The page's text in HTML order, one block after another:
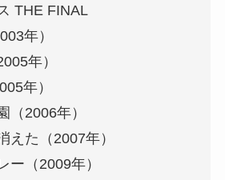
THE FINAL
年）
年）
年）
（2006年）
えた（2007年）
ー（2009年）